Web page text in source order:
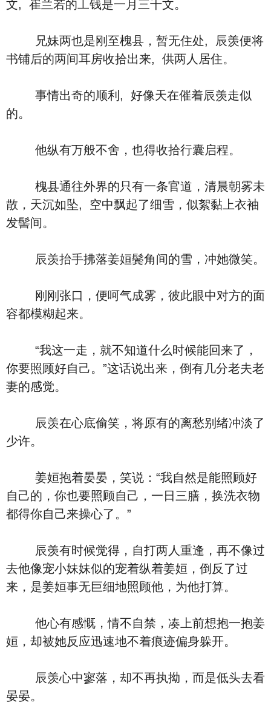
文, 崔兰若的工钱是一月三千文。
兄妹两也是刚至槐县，暂无住处, 辰羡便将
书铺后的两间耳房收拾出来, 供两人居住。
事情出奇的顺利, 好像天在催着辰羡走似
的。
他纵有万般不舍，也得收拾行囊启程。
槐县通往外界的只有一条官道，清晨朝雾未
散，天沉如坠, 空中飘起了细雪，似絮黏上衣袖
发髻间。
辰羡抬手拂落姜姮鬓角间的雪，冲她微笑。
刚刚张口，便呵气成雾，彼此眼中对方的面
容都模糊起来。
“我这一走，就不知道什么时候能回来了，
你要照顾好自己。”这话说出来，倒有几分老夫老
妻的感觉。
辰羡在心底偷笑，将原有的离愁别绪冲淡了
少许。
姜姮抱着晏晏，笑说：“我自然是能照顾好
自己的，你也要照顾自己，一日三膳，换洗衣物
都得你自己来操心了。”
辰羡有时候觉得，自打两人重逢，再不像过
去他像宠小妹妹似的宠着纵着姜姮，倒反了过
来，是姜姮事无巨细地照顾他，为他打算。
他心有感慨，情不自禁，凑上前想抱一抱姜
姮，却被她反应迅速地不着痕迹偏身躲开。
辰羡心中寥落，却不再执拗，而是低头去看
晏晏。